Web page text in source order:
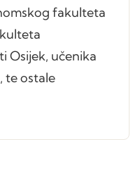
fakulteta
Osijek, učenika
te ostale